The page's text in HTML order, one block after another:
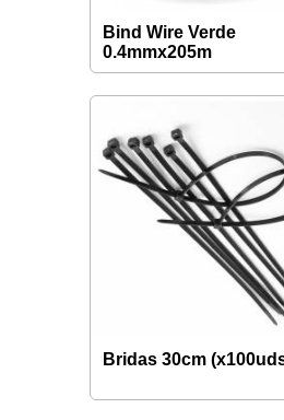
Bind Wire Verde
0.4mmx205m
Bridas 30cm